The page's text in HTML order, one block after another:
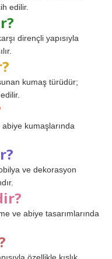
edilir.
dirençli yapısıyla
kumaş türüdür;
kumaşlarında
ve dekorasyon
ve abiye tasarımlarında